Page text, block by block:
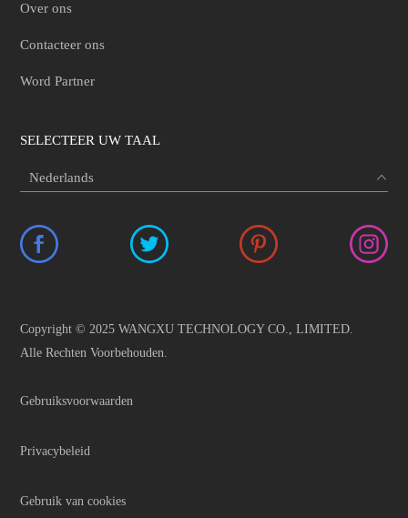
Over ons
Contacteer ons
Word Partner
SELECTEER UW TAAL
Copyright © 2025 WANGXU TECHNOLOGY CO., LIMITED.
Alle Rechten Voorbehouden.
Gebruiksvoorwaarden
Privacybeleid
Gebruik van cookies